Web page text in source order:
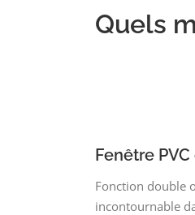
Quels
Fenêtre
Fonction double
incontournable